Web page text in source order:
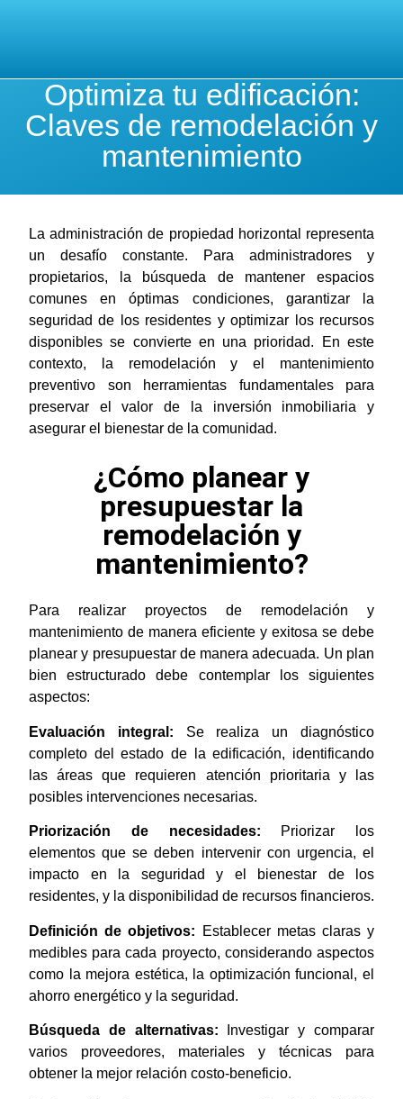
Optimiza tu edificación:
Claves de remodelación y
mantenimiento
La administración de propiedad horizontal representa
un desafío constante. Para administradores y
propietarios, la búsqueda de mantener espacios
comunes en óptimas condiciones, garantizar la
seguridad de los residentes y optimizar los recursos
disponibles se convierte en una prioridad. En este
contexto, la remodelación y el mantenimiento
preventivo son herramientas fundamentales para
preservar el valor de la inversión inmobiliaria y
asegurar el bienestar de la comunidad.
¿Cómo planear y
presupuestar la
remodelación y
mantenimiento?
Para realizar proyectos de remodelación y
mantenimiento de manera eficiente y exitosa se debe
planear y presupuestar de manera adecuada. Un plan
bien estructurado debe contemplar los siguientes
aspectos:
Evaluación integral: Se realiza un diagnóstico
completo del estado de la edificación, identificando
las áreas que requieren atención prioritaria y las
posibles intervenciones necesarias.
Priorización de necesidades: Priorizar los
elementos que se deben intervenir con urgencia, el
impacto en la seguridad y el bienestar de los
residentes, y la disponibilidad de recursos financieros.
Definición de objetivos: Establecer metas claras y
medibles para cada proyecto, considerando aspectos
como la mejora estética, la optimización funcional, el
ahorro energético y la seguridad.
Búsqueda de alternativas: Investigar y comparar
varios proveedores, materiales y técnicas para
obtener la mejor relación costo-beneficio.